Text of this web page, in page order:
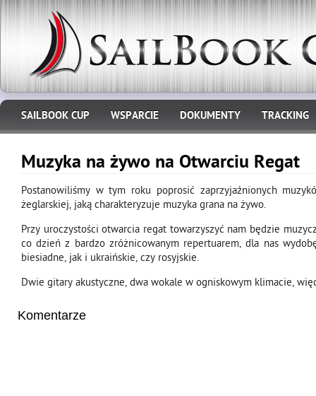
SAILBOOK CUP WSPARCIE DOKUMENTY TRACKING
Muzyka na żywo na Otwarciu Regat
Postanowiliśmy w tym roku poprosić zaprzyjaźnionych
żeglarskiej, jaką charakteryzuje muzyka grana na żywo.
Przy uroczystości otwarcia regat towarzyszyć nam będzie
co dzień z bardzo zróżnicowanym repertuarem, dla nas
biesiadne, jak i ukraińskie, czy rosyjskie.
Dwie gitary akustyczne, dwa wokale w ogniskowym klimacie,
Komentarze